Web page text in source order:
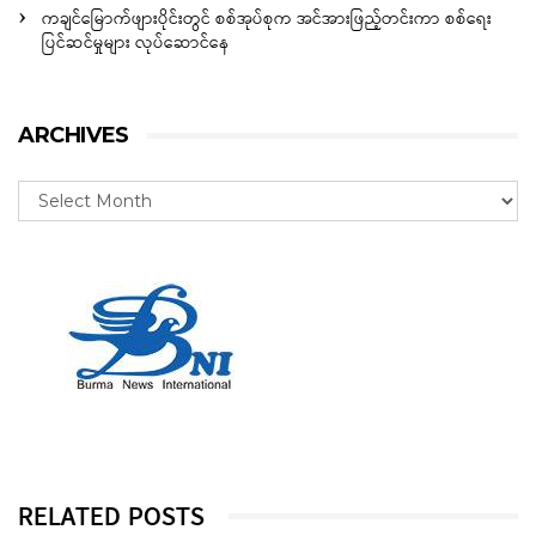
ကချင်မြောက်ဖျားပိုင်းတွင် စစ်အုပ်စုက အင်အားဖြည့်တင်းကာ စစ်ရေး
ပြင်ဆင်မှုများ လုပ်ဆောင်နေ
ARCHIVES
RELATED POSTS